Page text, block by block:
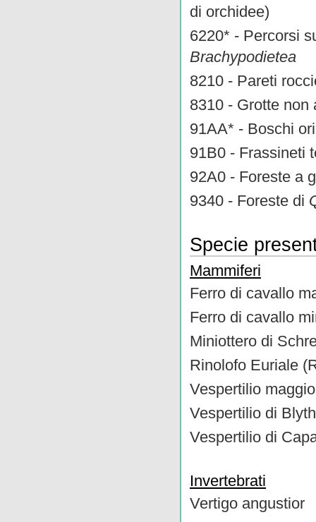
di orchidee)
6220* - Percorsi
Brachypodietea
8210 - Pareti
8310 - Grotte non
91AA* - Boschi
91B0 - Frassineti
92A0 - Foreste a
9340 - Foreste di
Specie
Mammiferi
Ferro di cavallo
Ferro di cavallo
Miniottero di
Rinolofo Euriale
Vespertilio
Vespertilio di
Vespertilio di
Invertebrati
Vertigo angustior